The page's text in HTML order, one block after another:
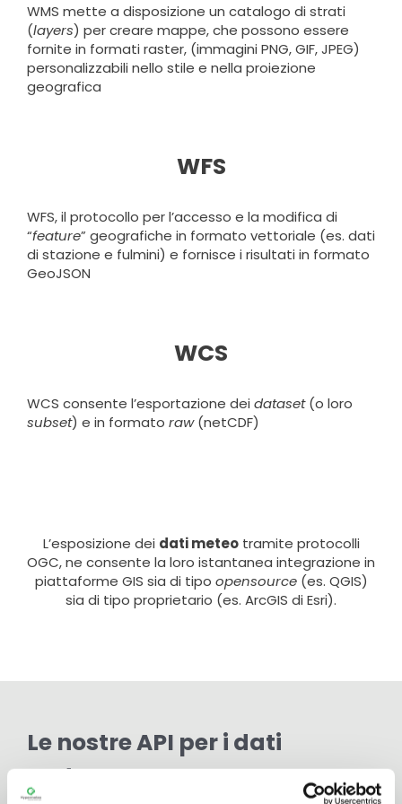
WMS mette a disposizione un catalogo di strati
(layers) per creare mappe, che possono essere
fornite in formati raster, (immagini PNG, GIF, JPEG)
personalizzabili nello stile e nella proiezione
geografica
WFS
WFS, il protocollo per l’accesso e la modifica di
“feature” geografiche in formato vettoriale (es. dati
di stazione e fulmini) e fornisce i risultati in formato
GeoJSON
WCS
WCS consente l’esportazione dei dataset(o loro
subset) e in formato raw(netCDF)
L’esposizione dei dati meteotramite protocolli
OGC, ne consente la loro istantanea integrazione in
piattaforme GIS sia di tipo opensource(es. QGIS)
sia di tipo proprietario (es. ArcGIS di Esri).
Le nostre API per i dati
meteo